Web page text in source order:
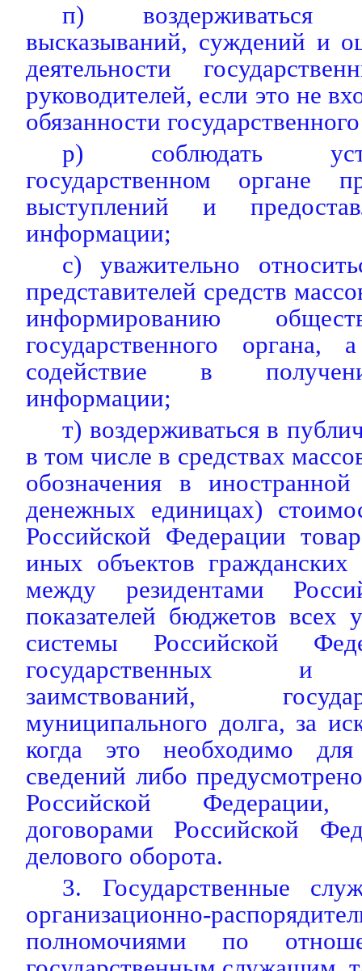
п)
высказываний, суждений и
деятельности
руководителей, если это не
обязанности
р) соблюдать
государственном органе
выступлений и
информации;
с) уважительно
представителей средств
информированию
государственного органа,
содействие в
информации;
т) воздерживаться в
в том числе в средствах
обозначения в
денежных единицах)
Российской Федерации
иных объектов
между резидентами
показателей бюджетов всех
системы Российской
государственных и
заимствований,
муниципального долга, за
когда это необходимо
сведений либо
Российской Федерации,
договорами Российской
делового оборота.
3. Государственные
организационно-
полномочиями по